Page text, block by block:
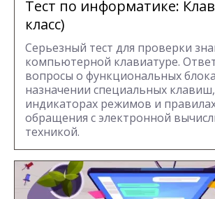
Тест по информатике:
класс)
Серьезный тест для проверки
компьютерной клавиатуре.
вопросы о функциональных
назначении специальных клавиш,
индикаторах режимов и
обращения с электронной
техникой.